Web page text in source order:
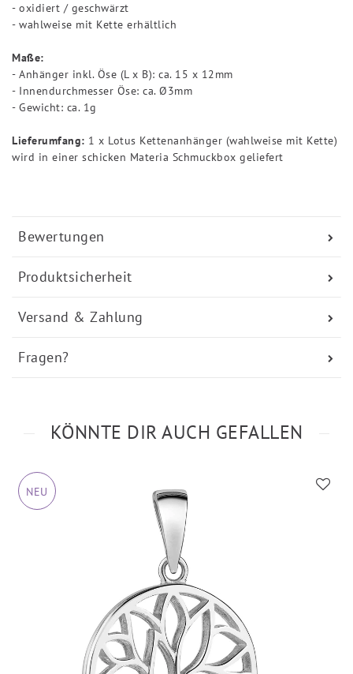
Bewertungen
Produktsicherheit
Versand & Zahlung
Fragen?
- oxidiert / geschwärzt
- wahlweise mit Kette erhältlich
Maße:
- Anhänger inkl. Öse (L x B): ca. 15 x 12mm
- Innendurchmesser Öse: ca. Ø3mm
- Gewicht: ca. 1g
Lieferumfang: 1 x Lotus Kettenanhänger (wahlweise mit Kette)
wird in einer schicken Materia Schmuckbox geliefert
KÖNNTE DIR AUCH GEFALLEN
NEU